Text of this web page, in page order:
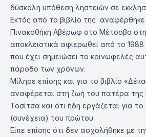
δύσκολη υπόθεση ληστειών σε
Εκτός από το βιβλίο της αναφέρθηκε
Πινακοθήκη Αβέρωφ στο Μέτσοβο
αποκλειστικά αφιερωθεί από το
που έχει σημειώσει το κοινωφελές
πάροδο των χρόνων.
Μίλησε επίσης και για το βιβλίο
αναφέρεται στη ζωή του πατέρα
Τοσίτσα και ότι ήδη εργάζεται για
(συνέχεια) του πρώτου.
Είπε επίσης ότι δεν ασχολήθηκε με